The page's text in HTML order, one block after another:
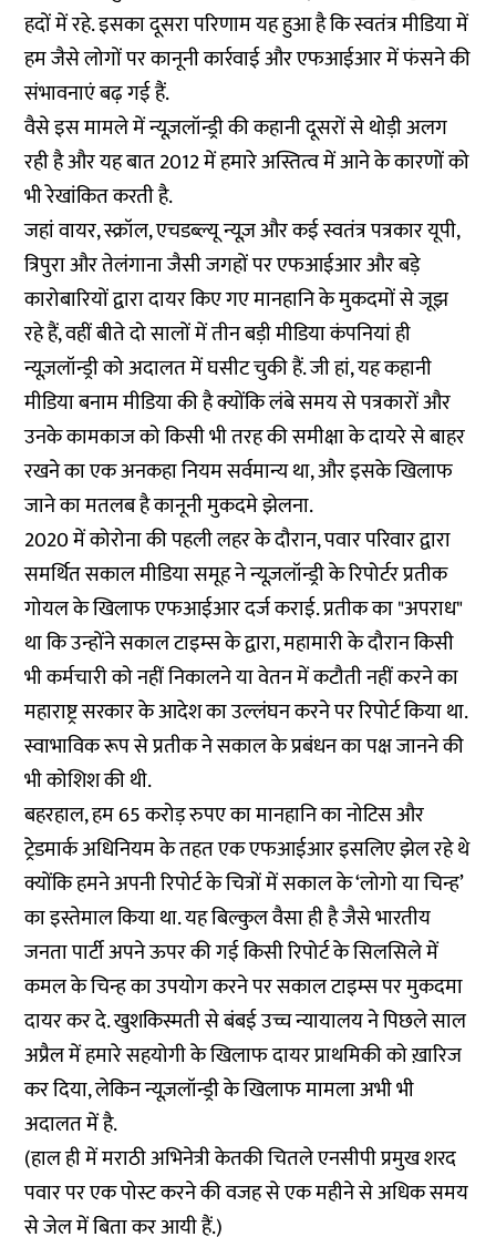
हदों में रहे. इसका दूसरा परिणाम यह हुआ है कि स्वतंत्र मीडिया में
हम जैसे लोगों पर कानूनी कार्रवाई और एफआईआर में फंसने की
संभावनाएं बढ़ गई हैं.
वैसे इस मामले में न्यूज़लॉन्ड्री की कहानी दूसरों से थोड़ी अलग
रही है और यह बात 2012 में हमारे अस्तित्व में आने के कारणों को
भी रेखांकित करती है.
जहां वायर, स्क्रॉल, एचडब्ल्यू न्यूज़ और कई स्वतंत्र पत्रकार यूपी,
त्रिपुरा और तेलंगाना जैसी जगहों पर एफआईआर औरबड़े
कारोबारियोंद्वारा दायर किए गए मानहानि के मुकदमों से जूझ
रहे हैं, वहीं बीते दो सालों में तीन बड़ी मीडिया कंपनियां ही
न्यूज़लॉन्ड्री को अदालत में घसीट चुकी हैं. जी हां, यह कहानी
मीडिया बनाम मीडिया की है क्योंकि लंबे समय से पत्रकारों और
उनके कामकाज को किसी भी तरह की समीक्षा के दायरे से बाहर
रखने का एक अनकहा नियम सर्वमान्य था, और इसके खिलाफ
जाने का मतलब है कानूनी मुकदमे झेलना.
2020 में कोरोना की पहली लहर के दौरान, पवार परिवार द्वारा
समर्थित सकाल मीडिया समूह ने न्यूज़लॉन्ड्री केरिपोर्टर प्रतीक
गोयल के खिलाफ एफआईआरदर्ज कराई. प्रतीक का "अपराध"
था कि उन्होंने सकाल टाइम्स के द्वारा, महामारी के दौरान किसी
भी कर्मचारी को नहीं निकालने या वेतन में कटौती नहीं करने का
महाराष्ट्र सरकार केआदेशका उल्लंघन करने पर रिपोर्ट किया था.
स्वाभाविक रूप से प्रतीक ने सकाल के प्रबंधन का पक्ष जानने की
भी कोशिश की थी.
बहरहाल, हम 65 करोड़ रुपए का मानहानि का नोटिस और
ट्रेडमार्क अधिनियम के तहत एक एफआईआर इसलिए झेल रहे थे
क्योंकि हमने अपनी रिपोर्ट के चित्रों में सकाल के ‘लोगो या चिन्ह’
का इस्तेमाल किया था. यह बिल्कुल वैसा ही है जैसे भारतीय
जनता पार्टी अपने ऊपर की गई किसी रिपोर्ट के सिलसिले में
कमल के चिन्ह का उपयोग करने पर सकाल टाइम्स पर मुकदमा
दायर कर दे. खुशकिस्मती से बंबई उच्च न्यायालय ने पिछले साल
अप्रैल में हमारे सहयोगी के खिलाफदायर प्राथमिकी को ख़ारिज
कर दिया, लेकिन न्यूज़लॉन्ड्री के खिलाफ मामला अभी भी
अदालत में है.
(हाल ही में मराठी अभिनेत्री केतकी चितले एनसीपी प्रमुख शरद
पवार पर एक पोस्ट करने की वजह सेएक महीने से अधिक समय
से जेलमें बिता कर आयी हैं.)